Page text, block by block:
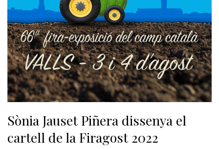
Sònia Jauset Piñera dissenya el
cartell de la Firagost 2022